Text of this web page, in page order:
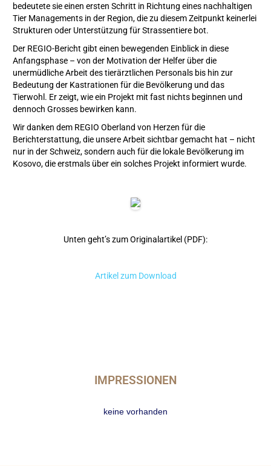
bedeutete sie einen ersten Schritt in Richtung eines nachhaltigen
Tier Managements in der Region, die zu diesem Zeitpunkt keinerlei
Strukturen oder Unterstützung für Strassentiere bot.
Der REGIO-Bericht gibt einen bewegenden Einblick in diese
Anfangsphase – von der Motivation der Helfer über die
unermüdliche Arbeit des tierärztlichen Personals bis hin zur
Bedeutung der Kastrationen für die Bevölkerung und das
Tierwohl. Er zeigt, wie ein Projekt mit fast nichts beginnen und
dennoch Grosses bewirken kann.
Wir danken dem REGIO Oberland von Herzen für die
Berichterstattung, die unsere Arbeit sichtbar gemacht hat – nicht
nur in der Schweiz, sondern auch für die lokale Bevölkerung im
Kosovo, die erstmals über ein solches Projekt informiert wurde.
Unten geht’s zum Originalartikel (PDF):
Artikel zum Download
IMPRESSIONEN
keine vorhanden